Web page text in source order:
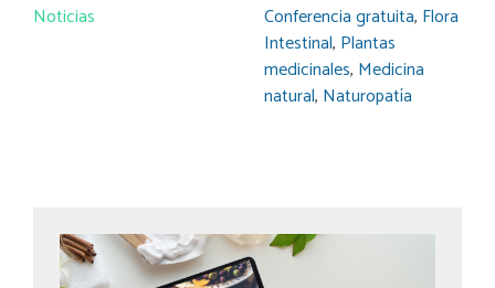
Noticias Conferencia gratuita, Flora
Intestinal, Plantas
medicinales, Medicina
natural, Naturopatía